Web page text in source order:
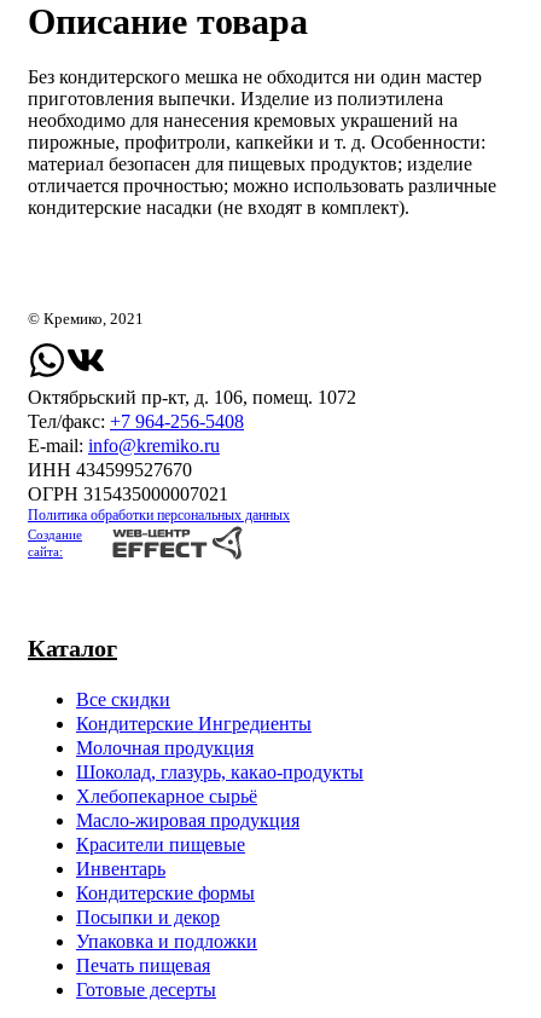
Описание товара
Без кондитерского мешка не обходится ни один мастер
приготовления выпечки. Изделие из полиэтилена
необходимо для нанесения кремовых украшений на
пирожные, профитроли, капкейки и т. д. Особенности:
материал безопасен для пищевых продуктов; изделие
отличается прочностью; можно использовать различные
кондитерские насадки (не входят в комплект).
Каталог
Все скидки
Кондитерские Ингредиенты
Молочная продукция
Шоколад, глазурь, какао-продукты
Хлебопекарное сырьё
Масло-жировая продукция
Красители пищевые
Инвентарь
Кондитерские формы
Посыпки и декор
Упаковка и подложки
Печать пищевая
Готовые десерты
© Кремико, 2021
Октябрьский пр-кт, д. 106, помещ. 1072
Тел/факс: +7 964-256-5408
Е-mail: info@kremiko.ru
ИНН 434599527670
ОГРН 315435000007021
Политика обработки персональных данных
Создание
сайта: